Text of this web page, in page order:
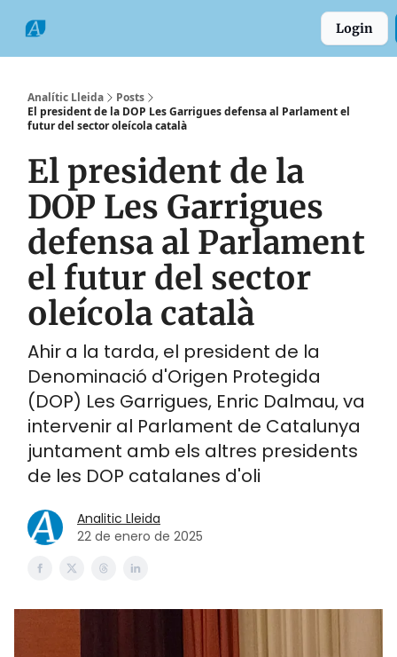
Login
Analític Lleida
Posts
El president de la DOP Les Garrigues defensa al Parlament el
futur del sector oleícola català
El president de la
DOP Les Garrigues
defensa al Parlament
el futur del sector
oleícola català
Ahir a la tarda, el president de la
Denominació d'Origen Protegida
(DOP) Les Garrigues, Enric Dalmau, va
intervenir al Parlament de Catalunya
juntament amb els altres presidents
de les DOP catalanes d'oli
Analitic Lleida
22 de enero de 2025